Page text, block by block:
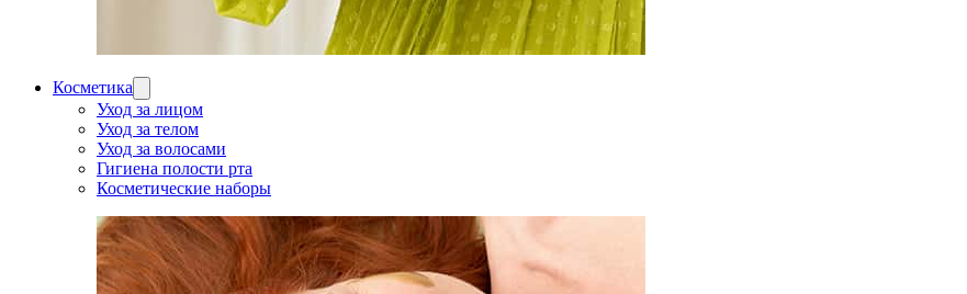
Косметика
Уход за лицом
Уход за телом
Уход за волосами
Гигиена полости рта
Косметические наборы